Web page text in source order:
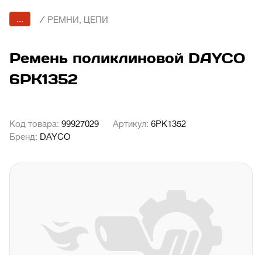
... / РЕМНИ, ЦЕПИ
Ремень поликлиновой DAYCO
6PK1352
Код товара: 99927029 Артикул: 6PK1352
Бренд: DAYCO